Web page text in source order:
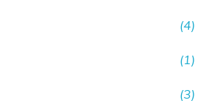
(4)
(1)
(3)